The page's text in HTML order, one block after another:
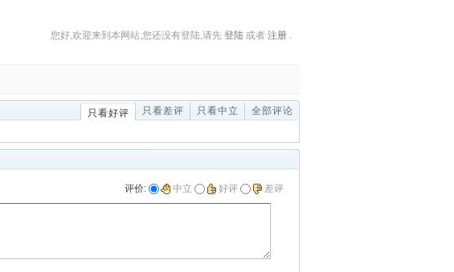
您好,欢迎来到本网站,您还没有登陆,请先 登陆 或者 注册 .
只看好评 只看差评 只看中立
全部评论
评价: 中立 好评 差评